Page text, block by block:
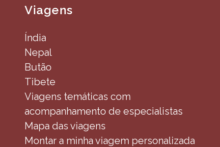
Viagens
Índia
Nepal
Butão
Tibete
Viagens temáticas com
acompanhamento de especialistas
Mapa das viagens
Montar a minha viagem personalizada